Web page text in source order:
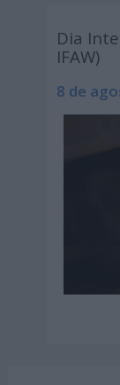
Dia
IFAW)
8 de